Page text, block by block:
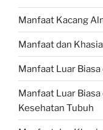
Manfaat Kacang
Manfaat dan
Manfaat Luar
Manfaat Luar
Kesehatan Tubuh